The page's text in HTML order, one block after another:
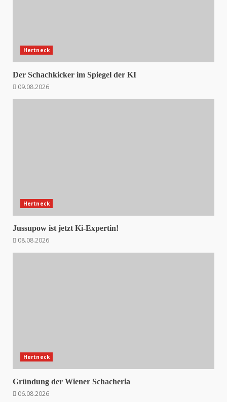
Hertneck
Der Schachkicker im Spiegel der KI
09.08.2026
Hertneck
Jussupow ist jetzt Ki-Expertin!
08.08.2026
Hertneck
Gründung der Wiener Schacheria
06.08.2026